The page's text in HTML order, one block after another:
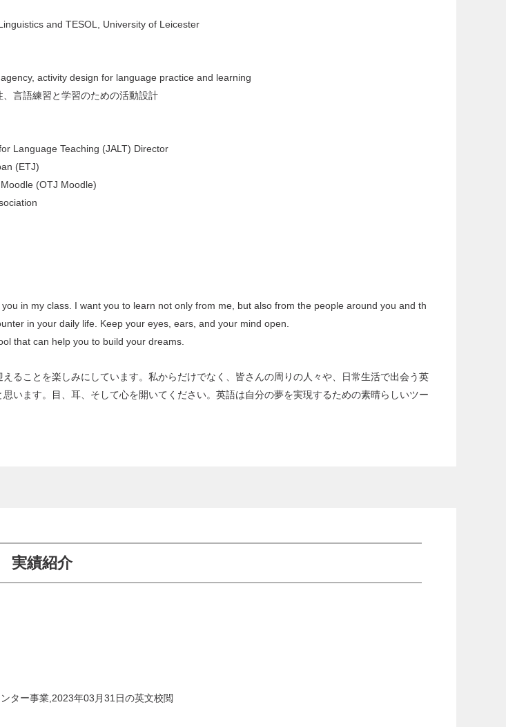
and TESOL, University of Leicester
activity design for language practice and learning
言語練習と学習のための活動設計
Language Teaching (JALT) Director
(ETJ)
(OTJ Moodle)
in my class. I want you to learn not only from me, but also from the people around you and th
in your daily life. Keep your eyes, ears, and your mind open.
that can help you to build your dreams.
ることを楽しみにしています。私からだけでなく、皆さんの周りの人々や、日常生活で出会う英
います。目、耳、そして心を開いてください。英語は自分の夢を実現するための素晴らしいツー
実績紹介
ター事業,2023年03月31日の英文校閲